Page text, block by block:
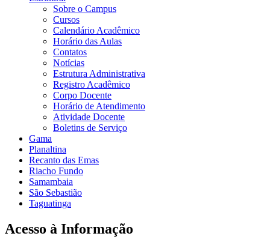
Sobre o Campus
Cursos
Calendário Acadêmico
Horário das Aulas
Contatos
Notícias
Estrutura Administrativa
Registro Acadêmico
Corpo Docente
Horário de Atendimento
Atividade Docente
Boletins de Serviço
Gama
Planaltina
Recanto das Emas
Riacho Fundo
Samambaia
São Sebastião
Taguatinga
Acesso à Informação